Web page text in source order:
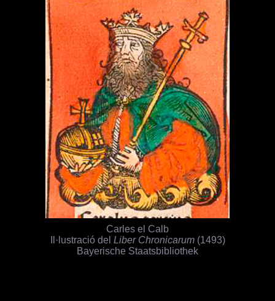
Carles el Calb
Il·lustració del Liber Chronicarum(1493)
Bayerische Staatsbibliothek